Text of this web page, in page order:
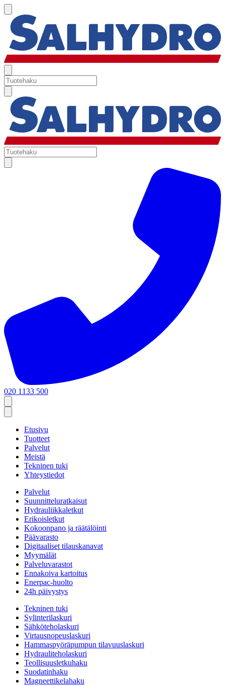
020 1133 500
Etusivu
Tuotteet
Palvelut
Meistä
Tekninen tuki
Yhteystiedot
Palvelut
Suunnitteluratkaisut
Hydrauliikkaletkut
Erikoisletkut
Kokoonpano ja räätälöinti
Päävarasto
Digitaaliset tilauskanavat
Myymälät
Palveluvarastot
Ennakoiva kartoitus
Enerpac-huolto
24h päivystys
Tekninen tuki
Sylinterilaskuri
Sähköteholaskuri
Virtausnopeuslaskuri
Hammaspyöräpumpun tilavuuslaskuri
Hydrauliteholaskuri
Teollisuusletkuhaku
Suodatinhaku
Magneettikelahaku